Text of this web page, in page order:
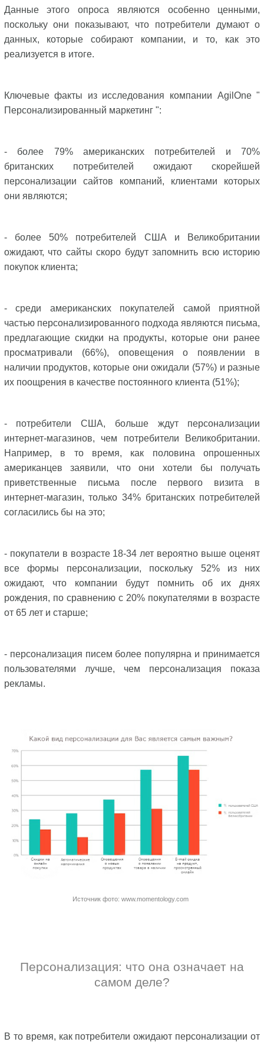
Данные этого опроса являются особенно ценными,
поскольку они показывают, что потребители думают о
данных, которые собирают компании, и то, как это
реализуется в итоге.
Ключевые факты из исследования компании AgilOne "
Персонализированный маркетинг ":
- более 79% американских потребителей и 70%
британских потребителей ожидают скорейшей
персонализации сайтов компаний, клиентами которых
они являются;
- более 50% потребителей США и Великобритании
ожидают, что сайты скоро будут запомнить всю историю
покупок клиента;
- среди американских покупателей самой приятной
частью персонализированного подхода являются письма,
предлагающие скидки на продукты, которые они ранее
просматривали (66%), оповещения о появлении в
наличии продуктов, которые они ожидали (57%) и разные
их поощрения в качестве постоянного клиента (51%);
- потребители США, больше ждут персонализации
интернет-магазинов, чем потребители Великобритании.
Например, в то время, как половина опрошенных
американцев заявили, что они хотели бы получать
приветственные письма после первого визита в
интернет-магазин, только 34% британских потребителей
согласились бы на это;
- покупатели в возрасте 18-34 лет вероятно выше оценят
все формы персонализации, поскольку 52% из них
ожидают, что компании будут помнить об их днях
рождения, по сравнению с 20% покупателями в возрасте
от 65 лет и старше;
- персонализация писем более популярна и принимается
пользователями лучше, чем персонализация показа
рекламы.
Источник фото: www.momentology.com
Персонализация: что она означает на
самом деле?
В то время, как потребители ожидают персонализации от